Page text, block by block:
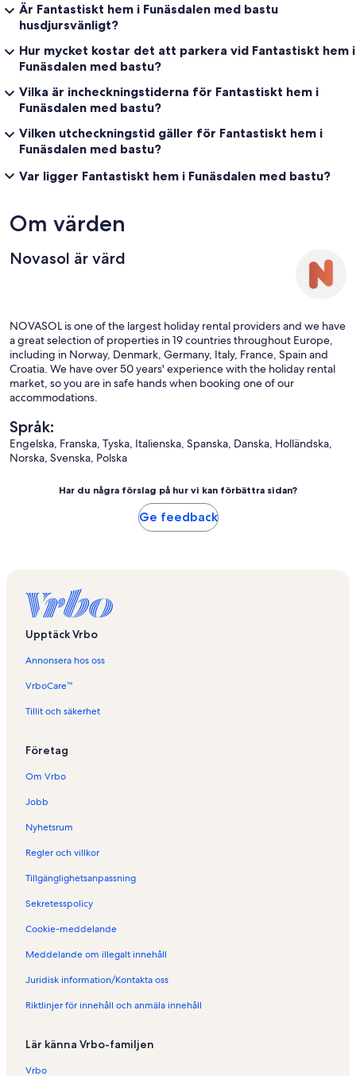
Är Fantastiskt hem i Funäsdalen med bastu
husdjursvänligt?
Hur mycket kostar det att parkera vid Fantastiskt hem i
Funäsdalen med bastu?
Vilka är incheckningstiderna för Fantastiskt hem i
Funäsdalen med bastu?
Vilken utcheckningstid gäller för Fantastiskt hem i
Funäsdalen med bastu?
Var ligger Fantastiskt hem i Funäsdalen med bastu?
Om värden
Novasol är värd
NOVASOL is one of the largest holiday rental providers and we have
a great selection of properties in 19 countries throughout Europe,
including in Norway, Denmark, Germany, Italy, France, Spain and
Croatia. We have over 50 years' experience with the holiday rental
market, so you are in safe hands when booking one of our
accommodations.
Språk:
Engelska, Franska, Tyska, Italienska, Spanska, Danska, Holländska,
Norska, Svenska, Polska
Har du några förslag på hur vi kan förbättra sidan?
Ge feedback
Upptäck Vrbo
Annonsera hos oss
VrboCare™
Tillit och säkerhet
Företag
Om Vrbo
Jobb
Nyhetsrum
Regler och villkor
Tillgänglighetsanpassning
Sekretesspolicy
Cookie-meddelande
Meddelande om illegalt innehåll
Juridisk information/Kontakta oss
Riktlinjer för innehåll och anmäla innehåll
Lär känna Vrbo-familjen
Vrbo